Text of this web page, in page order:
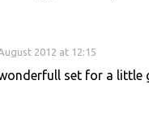
2012 at 12:15
set for a little